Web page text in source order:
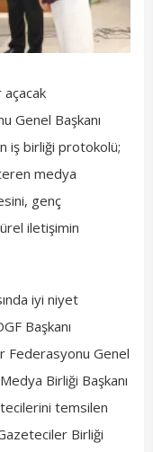
açacak
Genel Başkanı
iş birliği protokolü;
medya
genç
iletişimin
iyi niyet
Başkanı
Federasyonu Genel
Birliği Başkanı
temsilen
Birliği